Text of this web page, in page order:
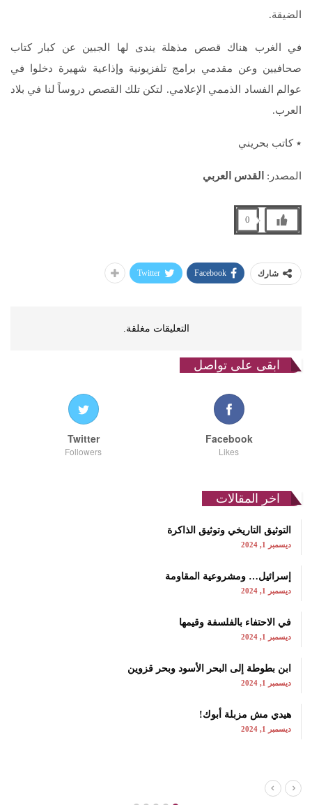
الضيقة.
في الغرب هناك قصص مذهلة يندى لها الجبين عن كبار كتاب
صحافيين وعن مقدمي برامج تلفزيونية وإذاعية شهيرة دخلوا في
عوالم الفساد الذممي الإعلامي. لتكن تلك القصص دروساً لنا في بلاد
العرب.
٭ كاتب بحريني
المصدر: القدس العربي
0
شارك Facebook
Twitter
التعليقات مغلقة.
ابقى على تواصل
Facebook
Likes
Twitter
Followers
اخر المقالات
التوثيق التاريخي وتوثيق الذاكرة
ديسمبر 1, 2024
إسرائيل… ومشروعية المقاومة
ديسمبر 1, 2024
في الاحتفاء بالفلسفة وقيمها
ديسمبر 1, 2024
ابن بطوطة إلى البحر الأسود وبحر قزوين
ديسمبر 1, 2024
هيدي مش مزبلة أبوك!
ديسمبر 1, 2024